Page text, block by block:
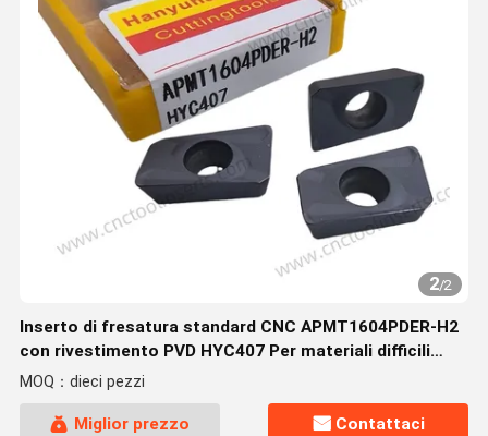
2/2
Inserto di fresatura standard CNC APMT1604PDER-H2
con rivestimento PVD HYC407 Per materiali difficili
come acciaio, acciaio temperato, acciaio pre-indurito
MOQ：dieci pezzi
Miglior prezzo Contattaci